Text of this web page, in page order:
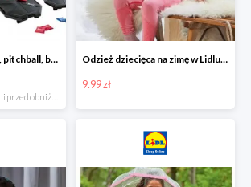
CRIVIT® Unihokej, pitchball, bean bag lub disc golf Odzież dziecięca na zimę w Lidlu Online od 9,99 zł
9.99 zł